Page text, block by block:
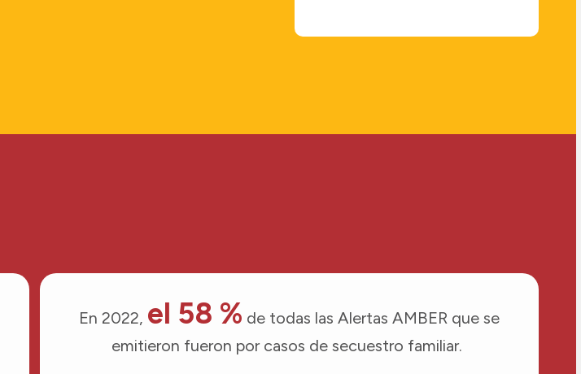
En 2022, el 58 % de todas las Alertas AMBER que se
emitieron fueron por casos de secuestro familiar.